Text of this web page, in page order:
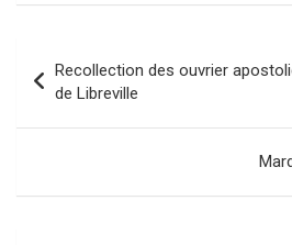
de
l’article
Recollection des ouvrier
de Libreville